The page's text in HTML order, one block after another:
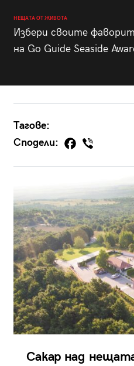
НЕЩАТА ОТ ЖИВОТА
Избери своите
на Go Guide Seaside
Тагове:
Сподели:
Сакар над